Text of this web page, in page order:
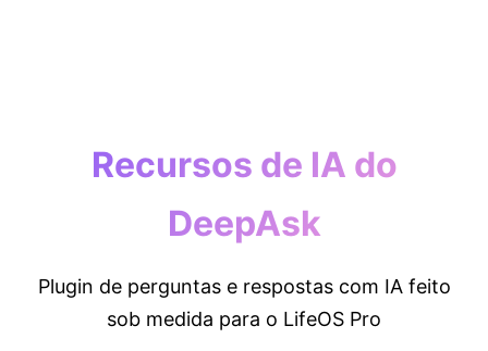
Recursos de IA do
DeepAsk
Plugin de perguntas e respostas com IA feito
sob medida para o LifeOS Pro